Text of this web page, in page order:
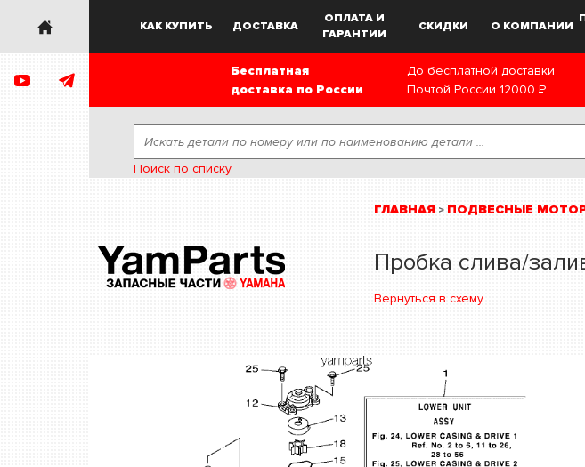
КАК КУПИТЬ ДОСТАВКА
ОПЛАТА И
ГАРАНТИИ
СКИДКИ О КОМПАНИИ
Бесплатная
доставка по России
До бесплатной доставки
Почтой России 12000 Р
Поиск по списку
ГЛАВНАЯ > ПОДВЕСНЫЕ
Пробка слива/
Вернуться в схему